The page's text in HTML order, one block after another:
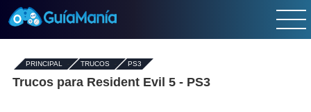
PRINCIPAL - TRUCOS- PS3
Trucos para Resident Evil 5 - PS3